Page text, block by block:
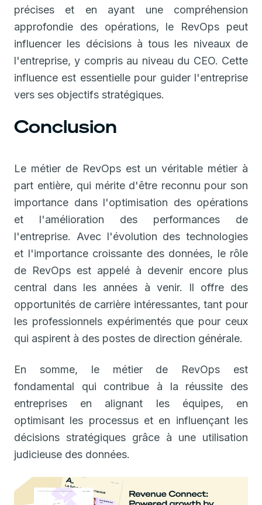
précises et en ayant une compréhension
approfondie des opérations, le RevOps peut
influencer les décisions à tous les niveaux de
l'entreprise, y compris au niveau du CEO. Cette
influence est essentielle pour guider l'entreprise
vers ses objectifs stratégiques.
Conclusion
Le métier de RevOps est un véritable métier à
part entière, qui mérite d'être reconnu pour son
importance dans l'optimisation des opérations
et l'amélioration des performances de
l'entreprise. Avec l'évolution des technologies
et l'importance croissante des données, le rôle
de RevOps est appelé à devenir encore plus
central dans les années à venir. Il offre des
opportunités de carrière intéressantes, tant pour
les professionnels expérimentés que pour ceux
qui aspirent à des postes de direction générale.
En somme, le métier de RevOps est
fondamental qui contribue à la réussite des
entreprises en alignant les équipes, en
optimisant les processus et en influençant les
décisions stratégiques grâce à une utilisation
judicieuse des données.